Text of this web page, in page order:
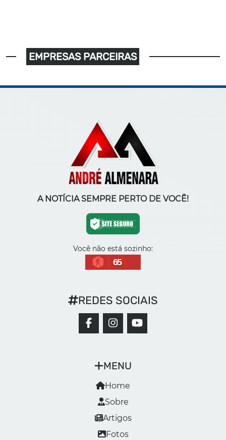
EMPRESAS PARCEIRAS
A NOTÍCIA SEMPRE PERTO DE VOCÊ!
Você não está sozinho:
65
MENU
Home
Sobre
Artigos
Fotos
REDES SOCIAIS